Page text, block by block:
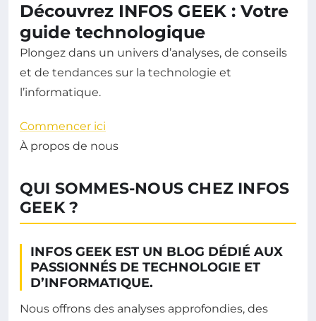
Découvrez INFOS GEEK : Votre
guide technologique
Plongez dans un univers d’analyses, de conseils
et de tendances sur la technologie et
l’informatique.
Commencer ici
À propos de nous
QUI SOMMES-NOUS CHEZ INFOS
GEEK ?
INFOS GEEK EST UN BLOG DÉDIÉ AUX
PASSIONNÉS DE TECHNOLOGIE ET
D’INFORMATIQUE.
Nous offrons des analyses approfondies, des